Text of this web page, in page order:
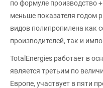
по формуле производство
меньше показателя годом
видов полипропилена как
производителей, так и
TotalEnergies работает в
является третьим по
Европе, участвует в пяти